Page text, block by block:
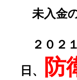
未入金
２０２
日、 防